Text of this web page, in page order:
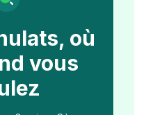
où
vous